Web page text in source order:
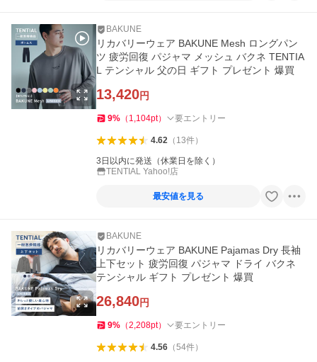
BAKUNE
リカバリーウェア BAKUNE Mesh ロングパン
ツ 疲労回復 パジャマ メッシュ バクネ TENTIA
L テンシャル 父の日 ギフト プレゼント 爆買
13,420円
9% （ 1,104pt） 要エントリー
4.62（ 13件）
3日以内に発送（休業日を除く）
TENTIAL Yahoo!店
最安値を見る
BAKUNE
リカバリーウェア BAKUNE Pajamas Dry 長袖
上下セット 疲労回復 パジャマ ドライ バクネ
テンシャル ギフト プレゼント 爆買
26,840円
9% （2,208pt） 要エントリー
4.56（54件）